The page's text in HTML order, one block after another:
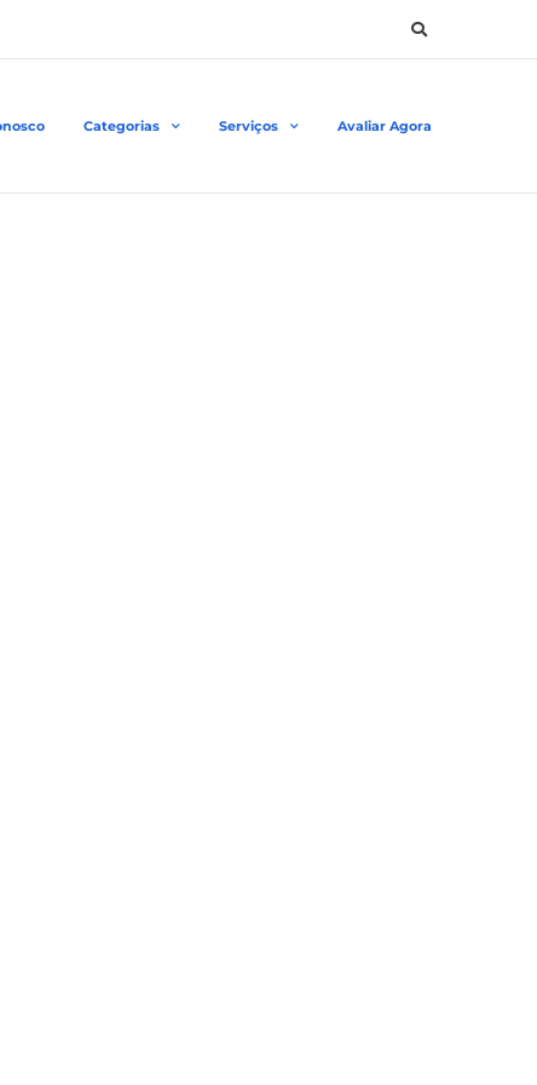
Categorias Serviços Avaliar Agora